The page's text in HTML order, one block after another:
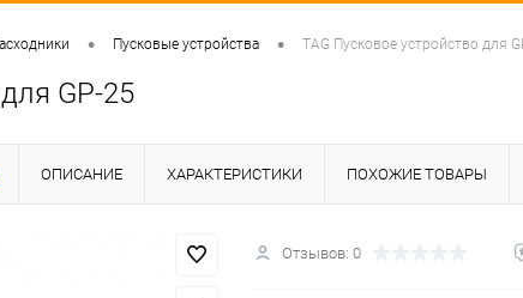
• Пусковые устройства • TAG Пусковое устройство для
GP-25
ОПИСАНИЕ ХАРАКТЕРИСТИКИ ПОХОЖИЕ ТОВАРЫ
Отзывов: 0